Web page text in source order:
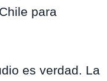
para
es verdad. La